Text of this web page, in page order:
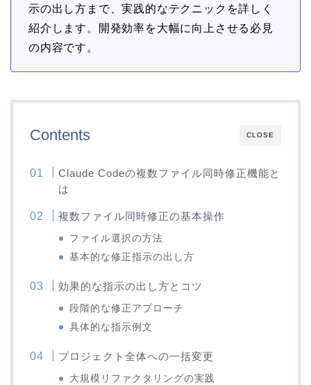
示の出し方まで、実践的なテクニックを詳しく
紹介します。開発効率を大幅に向上させる必見
の内容です。
CLOSE
Contents
Claude Codeの複数ファイル同時修正機能と
は
複数ファイル同時修正の基本操作
ファイル選択の方法
基本的な修正指示の出し方
効果的な指示の出し方とコツ
段階的な修正アプローチ
具体的な指示例文
プロジェクト全体への一括変更
大規模リファクタリングの実践